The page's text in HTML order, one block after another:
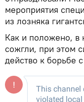
мероприятия
из лозняка
Как и положено, в
сожгли, при этом
действо к борьбе